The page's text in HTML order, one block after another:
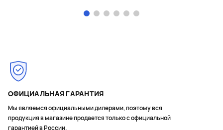
ОФИЦИАЛЬНАЯ ГАРАНТИЯ
Мы являемся официальными дилерами, поэтому вся
продукция в магазине продается только с официальной
гарантией в России.